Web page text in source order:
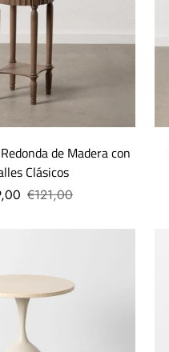
de Madera con
Clásicos
€121,00